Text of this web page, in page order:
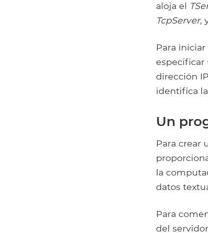
aloja el
TcpServer,
Para
especificar
dirección
identifica
Un
Para crear
la
datos
Para
del